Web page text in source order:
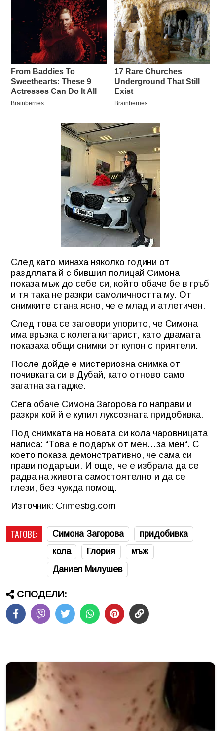
След като минаха няколко години от
раздялата й с бившия полицай Симона
показа мъж до себе си, който обаче бе в гръб
и тя така не разкри самоличността му. От
снимките стана ясно, че е млад и атлетичен.
След това се заговори упорито, че Симона
има връзка с колега китарист, като двамата
показаха общи снимки от купон с приятели.
После дойде е мистериозна снимка от
почивката си в Дубай, като отново само
загатна за гадже.
Сега обаче Симона Загорова го направи и
разкри кой й е купил луксозната придобивка.
Под снимката на новата си кола чаровницата
написа: “Това е подарък от мен…за мен“. С
което показа демонстративно, че сама си
прави подаръци. И още, че е избрала да се
радва на живота самостоятелно и да се
глези, без чужда помощ.
Източник: Crimesbg.com
ТАГОВЕ: Симона Загорова
придобивка
кола
Глория
мъж
Даниел Милушев
СПОДЕЛИ: